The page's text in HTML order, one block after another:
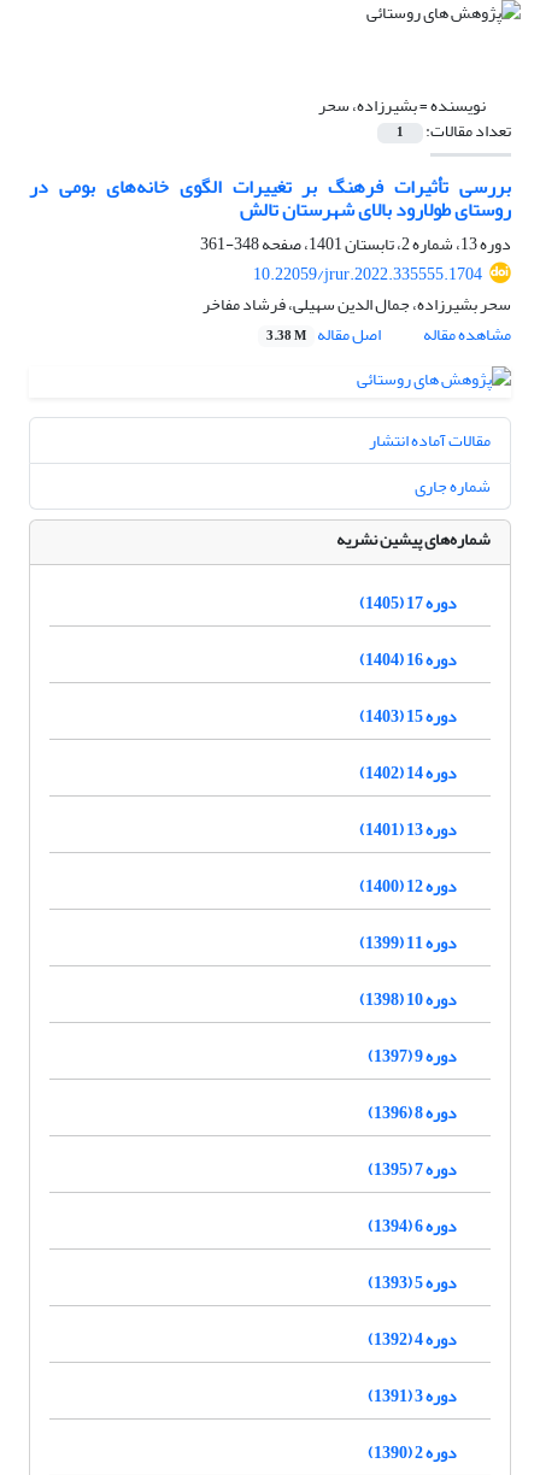
نویسنده =بشیرزاده، سحر
تعداد مقالات: 1
بررسی تأثیرات فرهنگ بر تغییرات الگوی خانه‌های بومی در
روستای طولارود بالای شهرستان تالش
دوره 13، شماره 2، تابستان 1401، صفحه
348-361
10.22059/jrur.2022.335555.1704
سحر بشیرزاده، جمال الدین سهیلی، فرشاد مفاخر
مشاهده مقاله
اصل مقاله 3.38 M
مقالات آماده انتشار
شماره جاری
شماره‌های پیشین نشریه
دوره 17 (1405)
دوره 16 (1404)
دوره 15 (1403)
دوره 14 (1402)
دوره 13 (1401)
دوره 12 (1400)
دوره 11 (1399)
دوره 10 (1398)
دوره 9 (1397)
دوره 8 (1396)
دوره 7 (1395)
دوره 6 (1394)
دوره 5 (1393)
دوره 4 (1392)
دوره 3 (1391)
دوره 2 (1390)